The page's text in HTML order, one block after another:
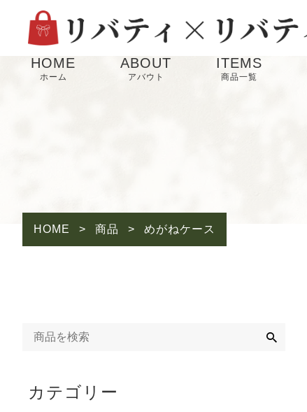
HOME
ホーム
ABOUT
アバウト
ITEMS
商品一覧
HOME > 商品 > めがねケース
カテゴリー